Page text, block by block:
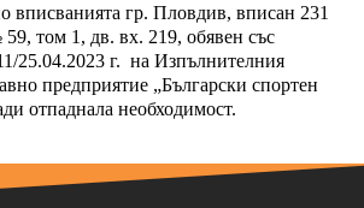
вписванията гр. Пловдив, вписан 231
том 1, дв. вх. 219, обявен със
25.04.2023 г. на Изпълнителния
предприятие „Български спортен
отпаднала необходимост.